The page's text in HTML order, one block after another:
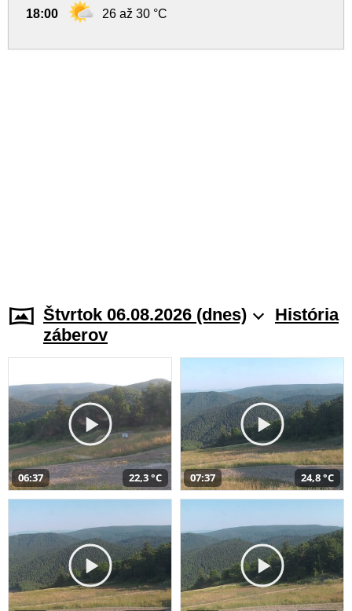
18:00 26 až 30 °C
Štvrtok 06.08.2026 (dnes)
História
záberov
06:37 22,3 °C 07:37 24,8 °C